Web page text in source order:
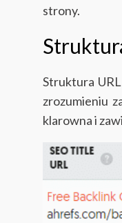
strony.
Struktura
zrozumieniu
klarowna i